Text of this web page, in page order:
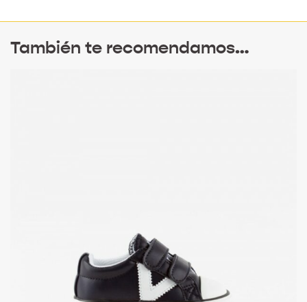
También te recomendamos…